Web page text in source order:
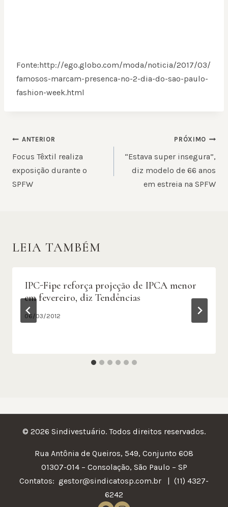
Fonte:http://ego.globo.com/moda/noticia/2017/03/
famosos-marcam-presenca-no-2-dia-do-sao-paulo-
fashion-week.html
NAVEGAÇÃO
DE
POST
ANTERIOR
Focus Têxtil realiza
exposição durante o
SPFW
PRÓXIMO
“Estava super insegura”,
diz modelo de 66 anos
em estreia na SPFW
LEIA TAMBÉM
IPC-Fipe reforça projeção de IPCA menor
em fevereiro, diz Tendências
06/03/2012
© 2026 Sindivestuário. Todos direitos reservados.
Rua Antônia de Queiros, 549, Conjunto 608
01307-014 – Consolação, São Paulo – SP
Contatos: gestor@sindicatosp.com.br | (11) 4327-
6242